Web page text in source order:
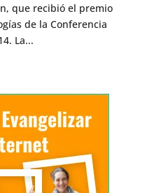
que recibió el premio
de la Conferencia
La...